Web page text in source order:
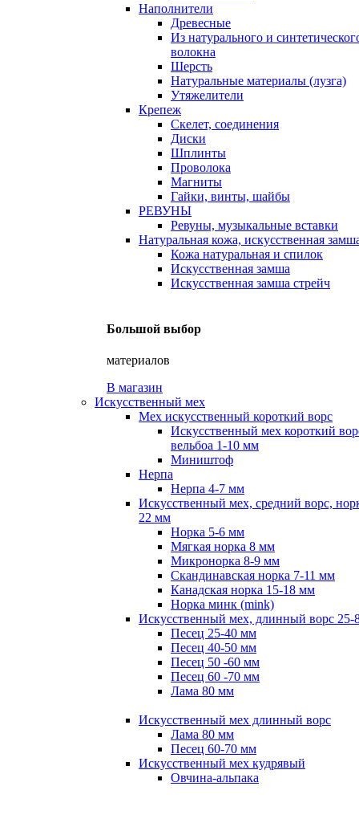
Наполнители
Древесные
Из натурального и
волокна
Шерсть
Натуральные материалы (лузга)
Утяжелители
Крепеж
Скелет, соединения
Диски
Шплинты
Проволока
Магниты
Гайки, винты, шайбы
РЕВУНЫ
Ревуны, музыкальные вставки
Натуральная кожа, искусственная
Кожа натуральная и спилок
Искусственная замша
Искусственная замша стрейч
Большой выбор
материалов
В магазин
Искусственный мех
Мех искусственный короткий ворс
Искусственный мех короткий
вельбоа 1-10 мм
Миништоф
Нерпа
Нерпа 4-7 мм
Искусственный мех, средний ворс,
22 мм
Норка 5-6 мм
Мягкая норка 8 мм
Микронорка 8-9 мм
Скандинавская норка 7-11 мм
Канадская норка 15-18 мм
Норка минк (mink)
Искусственный мех, длинный ворс 25-
Песец 25-40 мм
Песец 40-50 мм
Песец 50 -60 мм
Песец 60 -70 мм
Лама 80 мм
Искусственный мех длинный ворс
Лама 80 мм
Песец 60-70 мм
Искусственный мех кудрявый
Овчина-альпака